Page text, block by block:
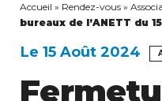
Accueil » Rendez-vous »
bureaux de l’ANETT du
Le 15 Août 2024